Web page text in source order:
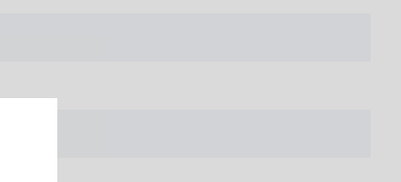
kerstballen en lichten voor een betoverend effect in je huis.